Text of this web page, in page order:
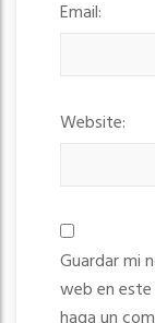
Email:
Website:
Guardar mi
web en